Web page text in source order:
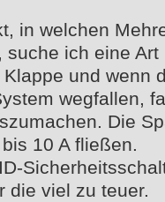
in welchen
suche ich eine
und wenn
wegfallen,
Die
10 A fließen.
die viel zu teuer.